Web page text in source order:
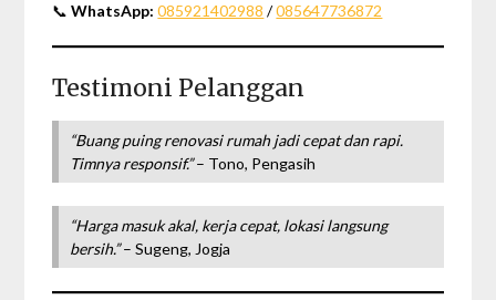
📞WhatsApp: 085921402988 /085647736872
Testimoni Pelanggan
“Buang puing renovasi rumah jadi cepat dan rapi.
Timnya responsif.”– Tono, Pengasih
“Harga masuk akal, kerja cepat, lokasi langsung
bersih.”– Sugeng, Jogja